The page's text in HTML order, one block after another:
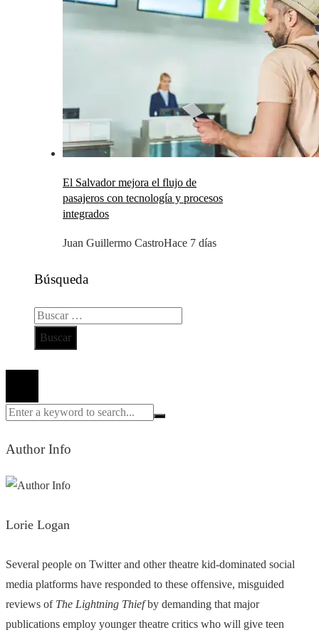
El Salvador mejora el flujo de
pasajeros con tecnología y procesos
integrados
Juan Guillermo CastroHace 7 días
Búsqueda
Buscar:
Author Info
Lorie Logan
Several people on Twitter and other theatre kid-dominated social
media platforms have responded to these offensive, misguided
reviews of The Lightning Thiefby demanding that major
publications employ younger theatre critics who will give teen